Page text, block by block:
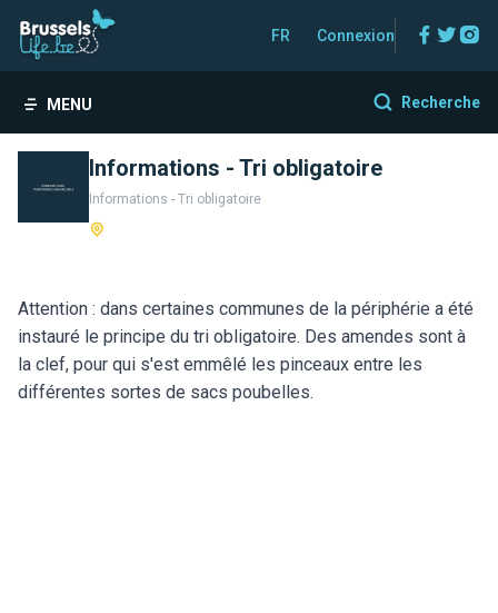
FR Connexion
MENU Recherche
Informations - Tri obligatoire
Informations - Tri obligatoire
Attention : dans certaines communes de la périphérie a été
instauré le principe du tri obligatoire. Des amendes sont à
la clef, pour qui s'est emmêlé les pinceaux entre les
différentes sortes de sacs poubelles.